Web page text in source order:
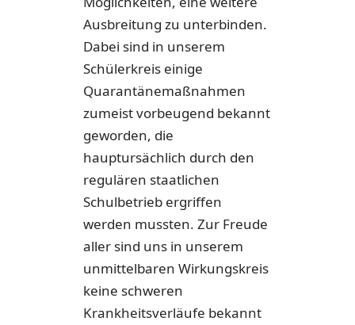
Ausbreitung zu unterbinden.
Dabei sind in unserem
Schülerkreis einige
Quarantänemaßnahmen
zumeist vorbeugend bekannt
geworden, die
hauptursächlich durch den
regulären staatlichen
Schulbetrieb ergriffen
werden mussten. Zur Freude
aller sind uns in unserem
unmittelbaren Wirkungskreis
keine schweren
Krankheitsverläufe bekannt